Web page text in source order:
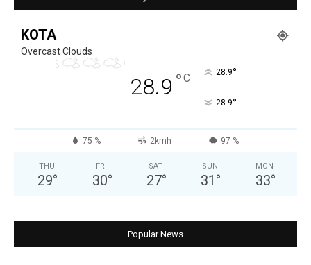
KOTA
Overcast Clouds
28.9 °C 28.9°
28.9°
75 % 2kmh 97 %
THU
29°
FRI
30°
SAT
27°
SUN
31 °
MON
33°
Popular News